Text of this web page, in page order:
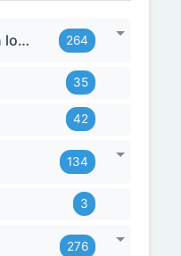
Bộ ấm chén (ấm trà) in logo 264
35
42
134
3
276